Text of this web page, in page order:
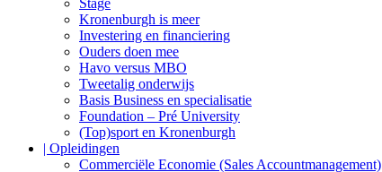
Stage
Kronenburgh is meer
Investering en financiering
Ouders doen mee
Havo versus MBO
Tweetalig onderwijs
Basis Business en specialisatie
Foundation – Pré University
(Top)sport en Kronenburgh
| Opleidingen
Commerciële Economie (Sales Accountmanagement)